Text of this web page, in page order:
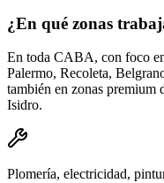
¿En qué zonas
En toda CABA, con foco
Palermo, Recoleta,
también en zonas
Isidro.
Plomería, electricidad,